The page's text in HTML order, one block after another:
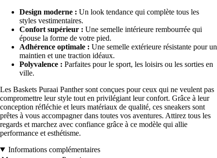
Design moderne : Un look tendance qui complète tous les
styles vestimentaires.
Confort supérieur : Une semelle intérieure rembourrée qui
épouse la forme de votre pied.
Adhérence optimale : Une semelle extérieure résistante pour un
maintien et une traction idéaux.
Polyvalence : Parfaites pour le sport, les loisirs ou les sorties en
ville.
Les Baskets Puraai Panther sont conçues pour ceux qui ne veulent pas
compromettre leur style tout en privilégiant leur confort. Grâce à leur
conception réfléchie et leurs matériaux de qualité, ces sneakers sont
prêtes à vous accompagner dans toutes vos aventures. Attirez tous les
regards et marchez avec confiance grâce à ce modèle qui allie
performance et esthétisme.
Informations complémentaires